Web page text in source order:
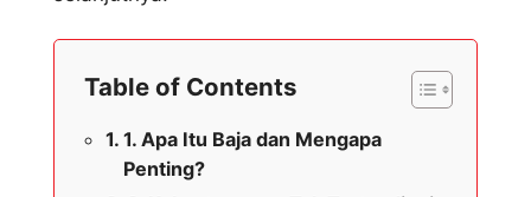
Table of Contents
1. Apa Itu Baja dan Mengapa
Penting?